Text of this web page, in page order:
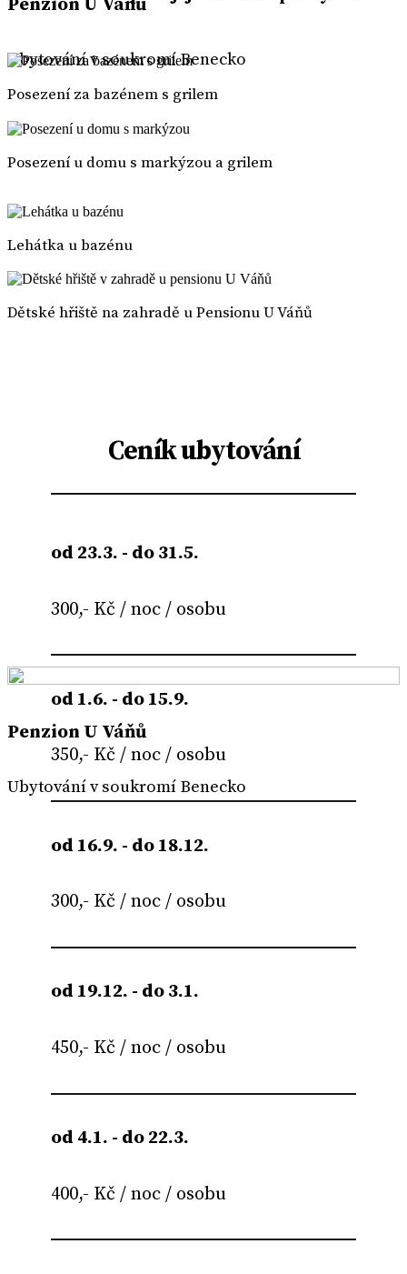
Ubytování v soukromí Benecko
Penzion U Váňů
Ubytování v soukromí Benecko
Posezení za bazénem s grilem
Posezení u domu s markýzou a grilem
Lehátka u bazénu
Dětské hřiště na zahradě u Pensionu U Váňů
Ceník ubytování
od 23.3. - do 31.5.
300,- Kč / noc / osobu
od 1.6. - do 15.9.
350,- Kč / noc / osobu
od 16.9. - do 18.12.
300,- Kč / noc / osobu
od 19.12. - do 3.1.
450,- Kč / noc / osobu
od 4.1. - do 22.3.
400,- Kč / noc / osobu